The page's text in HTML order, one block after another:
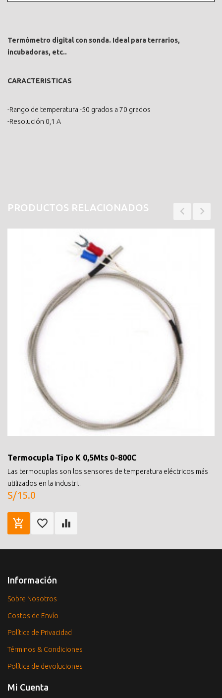
Termómetro digital con sonda. Ideal para terrarios,
incubadoras, etc..
CARACTERISTICAS
-Rango de temperatura -50 grados a 70 grados
-Resolución 0,1 A
PRODUCTOS RELACIONADOS
Termocupla Tipo K 0,5Mts 0-800C
Las termocuplas son los sensores de temperatura eléctricos más
utilizados en la industri..
S/15.0
Información
Sobre Nosotros
Costos de Envío
Política de Privacidad
Términos & Condiciones
Política de devoluciones
Mi Cuenta